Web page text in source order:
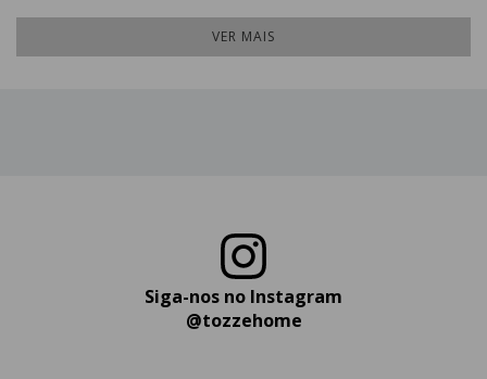
VER MAIS
Siga-nos no Instagram
@tozzehome